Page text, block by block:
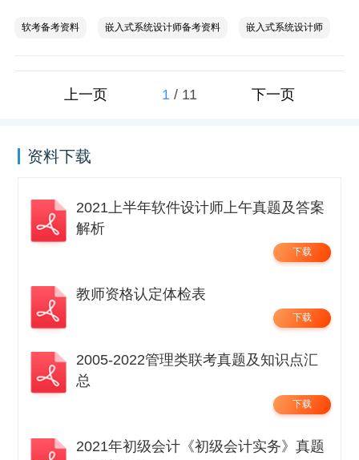
软考备考资料 嵌入式系统设计师备考资料 嵌入式系统设计师
上一页 1 / 11 下一页
资料下载
2021上半年软件设计师上午真题及答案
解析
下载
教师资格认定体检表
下载
2005-2022管理类联考真题及知识点汇
总
下载
2021年初级会计《初级会计实务》真题